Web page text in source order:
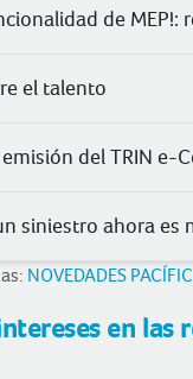
el talento
del TRIN e-
siniestro ahora es
NOVEDADES
en las